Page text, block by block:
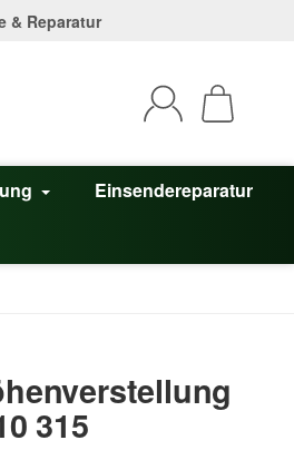
& Reparatur
Einsendereparatur
315